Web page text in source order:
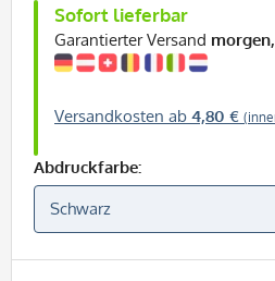
Sofort lieferbar
Garantierter Versand
Versandkosten ab 4,80 €
Abdruckfarbe: